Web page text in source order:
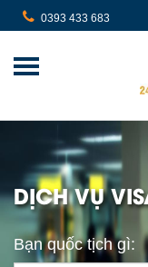
0393 433 683
DỊCH VỤ
Bạn quốc tịch gì: